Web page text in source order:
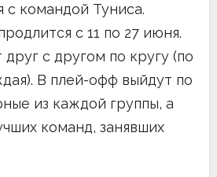
с командой Туниса.
с 11 по 27 июня.
с другом по кругу (по
В плей-офф выйдут по
из каждой группы, а
команд, занявших